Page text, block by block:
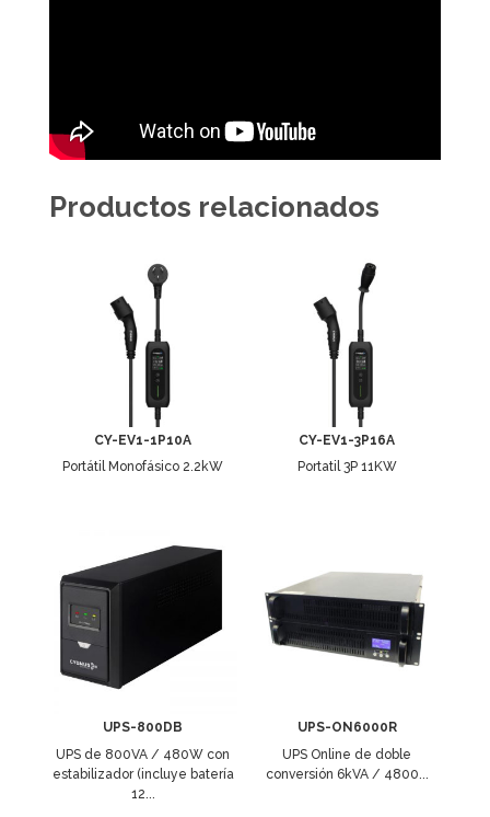
Productos relacionados
CY-EV1-1P10A
Portátil Monofásico 2.2kW
CY-EV1-3P16A
Portatil 3P 11KW
UPS-800DB
UPS de 800VA / 480W con
estabilizador (incluye batería
12...
UPS-ON6000R
UPS Online de doble
conversión 6kVA / 4800...